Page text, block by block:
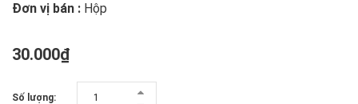
Đơn vị bán : Hộp
30.000₫
Số lượng: